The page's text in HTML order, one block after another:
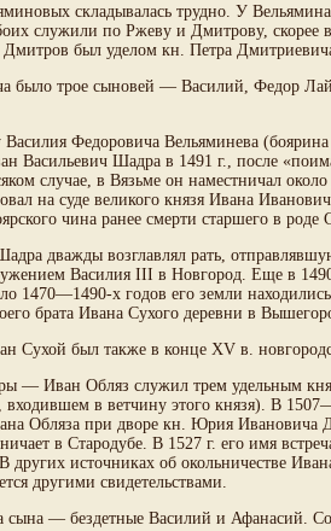
складывалась трудно. У
служили по Ржеву и Дмитрову, скорее
был уделом кн. Петра
было трое сыновей — Василий, Федор
Василия Федоровича Вельяминева
Васильевич Шадра в 1491 г., после
случае, в Вязьме он наместничал
на суде великого князя Ивана
чина ранее смерти старшего в
дважды возглавлял рать,
Василия III в Новгород. Еще в
1470—1490-х годов его земли
брата Ивана Сухого деревни в
Сухой был также в конце XV в.
Иван Обляз служил трем удельным
входившем в ветчину этого князя). В
Обляза при дворе кн. Юрия
в Стародубе. В 1527 г. его имя
источниках об окольничестве
другими свидетельствами.
— бездетные Василий и Афанасий.